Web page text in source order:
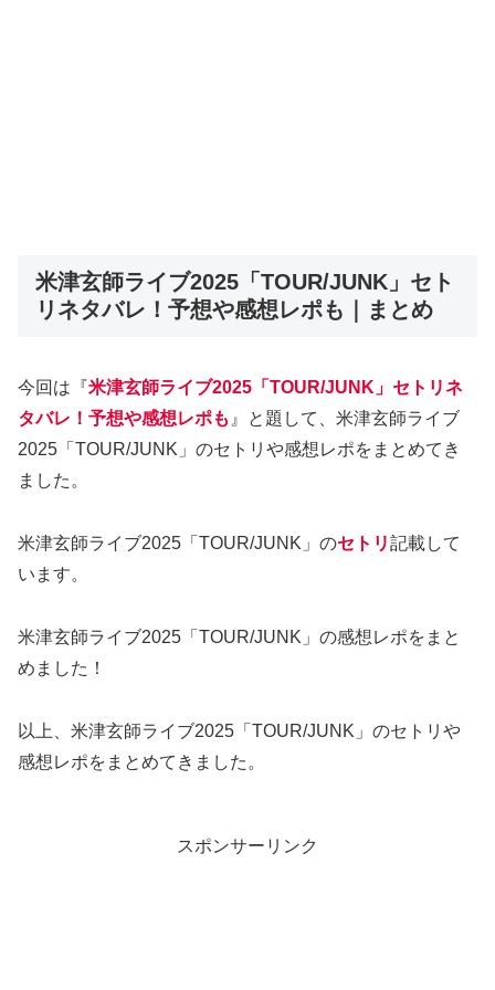
米津玄師ライブ2025「TOUR/JUNK」セト
リネタバレ！予想や感想レポも｜まとめ
今回は『米津玄師ライブ2025「TOUR/JUNK」セトリネ
タバレ！予想や感想レポも 』と題して、米津玄師ライブ
2025「TOUR/JUNK」のセトリや感想レポをまとめてき
ました。
米津玄師ライブ2025「TOUR/JUNK」のセトリ記載して
います。
米津玄師ライブ2025「TOUR/JUNK」の感想レポをまと
めました！
以上、米津玄師ライブ2025「TOUR/JUNK」のセトリや
感想レポをまとめてきました。
スポンサーリンク